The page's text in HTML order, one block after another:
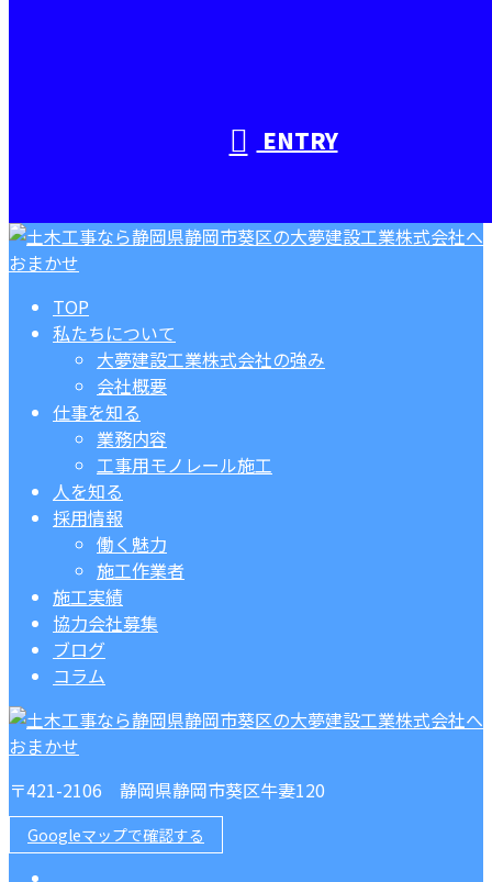
ENTRY
TOP
私たちについて
大夢建設工業株式会社の強み
会社概要
仕事を知る
業務内容
工事用モノレール施工
人を知る
採用情報
働く魅力
施工作業者
施工実績
協力会社募集
ブログ
コラム
〒421-2106 静岡県静岡市葵区牛妻120
Googleマップで確認する